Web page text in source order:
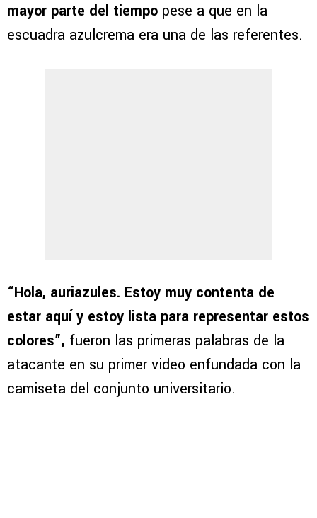
mayor parte del tiempo pese a que en la
escuadra azulcrema era una de las referentes.
“Hola, auriazules. Estoy muy contenta de
estar aquí y estoy lista para representar estos
colores”, fueron las primeras palabras de la
atacante en su primer video enfundada con la
camiseta del conjunto universitario.